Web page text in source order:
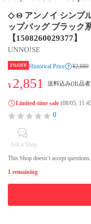
◇ Θ アンノイ シンプ
ップバッグ ブラック
【1508260029377】
UNNO!SE
1%OFF Historical Price ¥2,880
¥2,851 送料込み(出品
Limited-time sale (08/05,
0
Ask a Shop
This Shop doesn’t accept questions.
1 remaining